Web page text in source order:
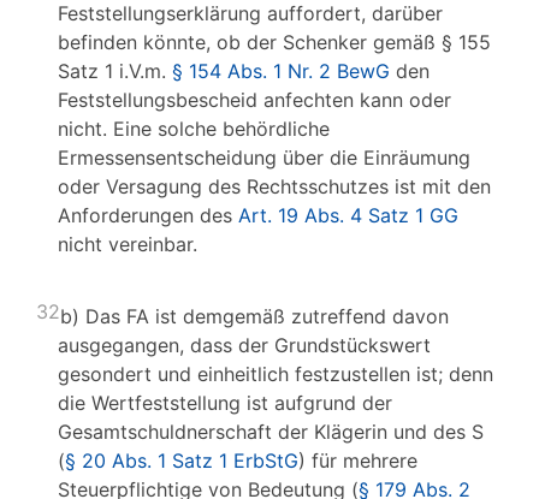
Feststellungserklärung auffordert, darüber
befinden könnte, ob der Schenker gemäß § 155
Satz 1 i.V.m. § 154 Abs. 1 Nr. 2 BewG den
Feststellungsbescheid anfechten kann oder
nicht. Eine solche behördliche
Ermessensentscheidung über die Einräumung
oder Versagung des Rechtsschutzes ist mit den
Anforderungen des Art. 19 Abs. 4 Satz 1 GG
nicht vereinbar.
32b) Das FA ist demgemäß zutreffend davon
ausgegangen, dass der Grundstückswert
gesondert und einheitlich festzustellen ist; denn
die Wertfeststellung ist aufgrund der
Gesamtschuldnerschaft der Klägerin und des S
(§ 20 Abs. 1 Satz 1 ErbStG) für mehrere
Steuerpflichtige von Bedeutung (§ 179 Abs. 2